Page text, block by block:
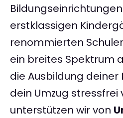
erstklassigen
renommierten
ein breites Spektrum
die Ausbildung deiner
dein Umzug
unterstützen wir von